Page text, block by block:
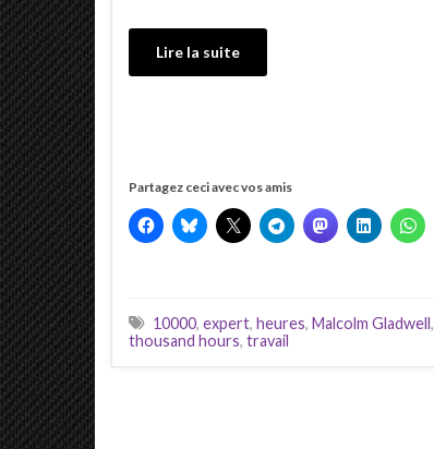
Lire la suite
Partagez ceci avec vos amis
10000, expert, heures, Malcolm Gladwell,
thousand hours, travail